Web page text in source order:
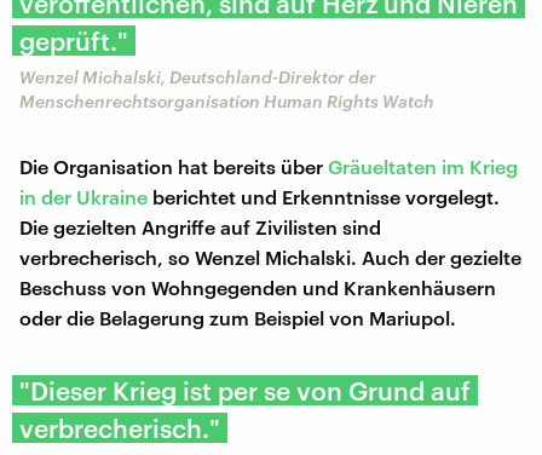
geprüft."
Wenzel Michalski, Deutschland-Direktor der
Menschenrechtsorganisation Human Rights Watch
Die Organisation hat bereits über Gräueltaten im Krieg
in der Ukraine berichtet und Erkenntnisse vorgelegt.
Die gezielten Angriffe auf Zivilisten sind
verbrecherisch, so Wenzel Michalski. Auch der gezielte
Beschuss von Wohngegenden und Krankenhäusern
oder die Belagerung zum Beispiel von Mariupol.
"Dieser Krieg ist per se von Grund auf
verbrecherisch."